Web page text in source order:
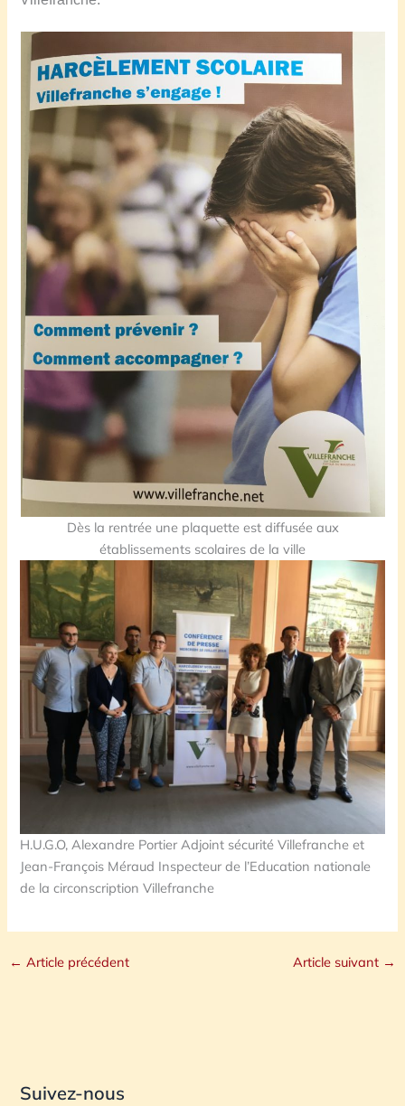
Dès la rentrée une plaquette est diffusée aux
établissements scolaires de la ville
H.U.G.O, Alexandre Portier Adjoint sécurité Villefranche et
Jean-François Méraud Inspecteur de l’Education nationale
de la circonscription Villefranche
← Article précédent Article suivant →
Suivez-nous